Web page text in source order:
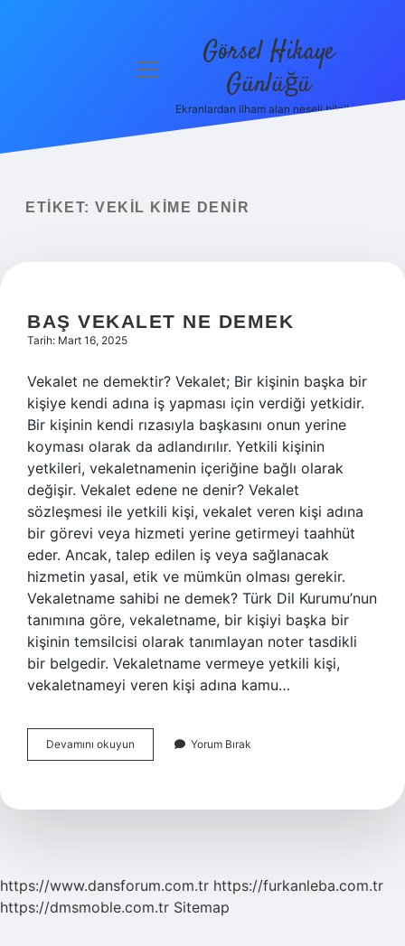
menüyü
Görsel Hikaye
Günlüğü
Ekranlardan ilham alan neşeli bilgiler!
ETIKET: VEKIL KIME DENIR
BAŞ VEKALET NE DEMEK
Tarih: Mart 16, 2025
Vekalet ne demektir? Vekalet; Bir kişinin başka bir
kişiye kendi adına iş yapması için verdiği yetkidir.
Bir kişinin kendi rızasıyla başkasını onun yerine
koyması olarak da adlandırılır. Yetkili kişinin
yetkileri, vekaletnamenin içeriğine bağlı olarak
değişir. Vekalet edene ne denir? Vekalet
sözleşmesi ile yetkili kişi, vekalet veren kişi adına
bir görevi veya hizmeti yerine getirmeyi taahhüt
eder. Ancak, talep edilen iş veya sağlanacak
hizmetin yasal, etik ve mümkün olması gerekir.
Vekaletname sahibi ne demek? Türk Dil Kurumu’nun
tanımına göre, vekaletname, bir kişiyi başka bir
kişinin temsilcisi olarak tanımlayan noter tasdikli
bir belgedir. Vekaletname vermeye yetkili kişi,
vekaletnameyi veren kişi adına kamu…
Devamını okuyun
Vekalet
Yorum Bırak
https://www.dansforum.com.tr https://furkanleba.com.tr
https://dmsmoble.com.tr Sitemap